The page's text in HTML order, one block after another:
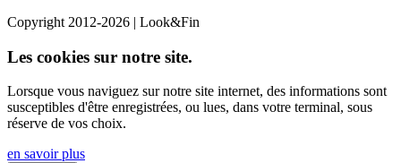
Copyright 2012-2026 | Look&Fin
Les cookies sur notre site.
Lorsque vous naviguez sur notre site internet, des informations sont
susceptibles d'être enregistrées, ou lues, dans votre terminal, sous
réserve de vos choix.
en savoir plus